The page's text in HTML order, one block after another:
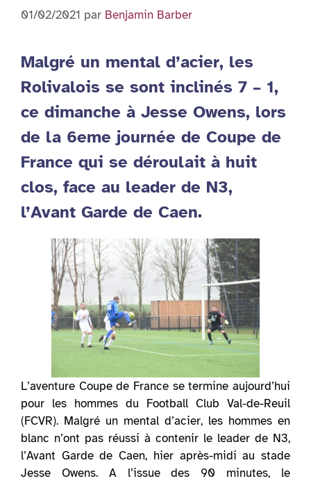
01/02/2021 par Benjamin Barber
Malgré un mental d’acier, les
Rolivalois se sont inclinés 7 – 1,
ce dimanche à Jesse Owens, lors
de la 6eme journée de Coupe de
France qui se déroulait à huit
clos, face au leader de N3,
l’Avant Garde de Caen.
L’aventure Coupe de France se termine aujourd’hui
pour les hommes du Football Club Val-de-Reuil
(FCVR). Malgré un mental d’acier, les hommes en
blanc n’ont pas réussi à contenir le leader de N3,
l’Avant Garde de Caen, hier après-midi au stade
Jesse Owens. A l’issue des 90 minutes, le